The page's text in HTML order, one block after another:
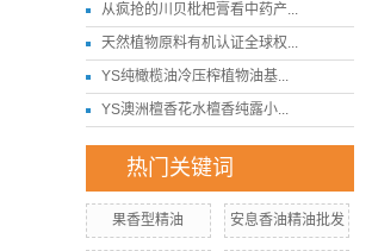
从疯抢的川贝枇杷膏看中药产...
天然植物原料有机认证全球权...
YS纯橄榄油冷压榨植物油基...
YS澳洲檀香花水檀香纯露小...
热门关键词
果香型精油 安息香油精油批发